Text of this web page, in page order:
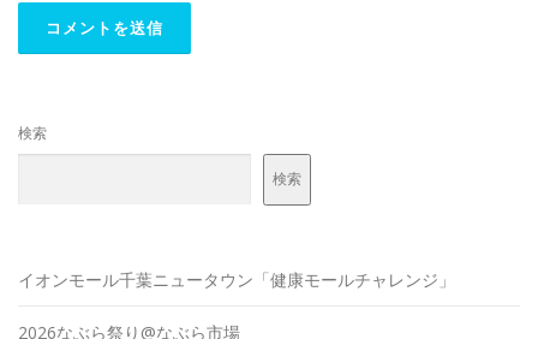
検索
検索
イオンモール千葉ニュータウン「健康モールチャレンジ」
2026なぶら祭り@なぶら市場